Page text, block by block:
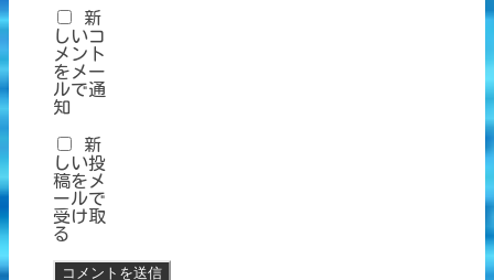
新
しいコ
メント
をメー
ルで通
知
新
しい投
稿をメ
ールで
受け取
る